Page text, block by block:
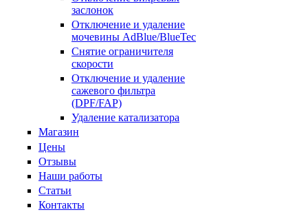
заслонок
Отключение и удаление
мочевины AdBlue/BlueTec
Снятие ограничителя
скорости
Отключение и удаление
сажевого фильтра
(DPF/FAP)
Удаление катализатора
Магазин
Цены
Отзывы
Наши работы
Статьи
Контакты